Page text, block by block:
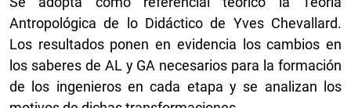
Antropológica de lo Didáctico de Yves Chevallard.
Los resultados ponen en evidencia los cambios en
los saberes de AL y GA necesarios para la formación
de los ingenieros en cada etapa y se analizan los